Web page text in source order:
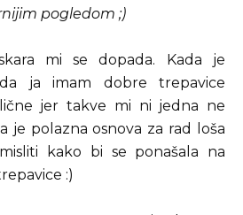
pogledom ;)
mi se dopada. Kada je
ja imam dobre trepavice
jer takve mi ni jedna ne
je polazna osnova za rad loša
kako bi se ponašala na
:)